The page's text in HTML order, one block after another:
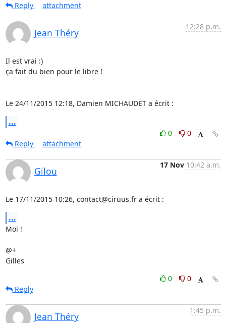
Reply
attachment
Jean Théry
12:28 p.m.
Il est vrai :)
ça fait du bien pour le libre !
Le 24/11/2015 12:18, Damien MICHAUDET a écrit :
...
0
0
Reply
attachment
Gilou
17 Nov 10:42 a.m.
Le 17/11/2015 10:26, contact@ciruus.fr a écrit :
...
Moi !
@+
Gilles
0
0
Reply
Jean Théry
1:45 p.m.